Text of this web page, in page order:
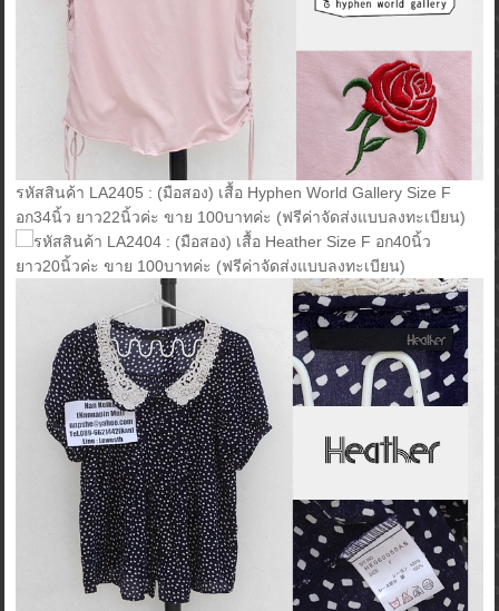
รหัสสินค้า LA2405 : (มือสอง) เสื้อ Hyphen World Gallery Size F
อก34นิ้ว ยาว22นิ้วค่ะ ขาย 100บาทค่ะ (ฟรีค่าจัดส่งแบบลงทะเบียน)
รหัสสินค้า LA2404 : (มือสอง) เสื้อ Heather Size F อก40นิ้ว
ยาว20นิ้วค่ะ ขาย 100บาทค่ะ (ฟรีค่าจัดส่งแบบลงทะเบียน)